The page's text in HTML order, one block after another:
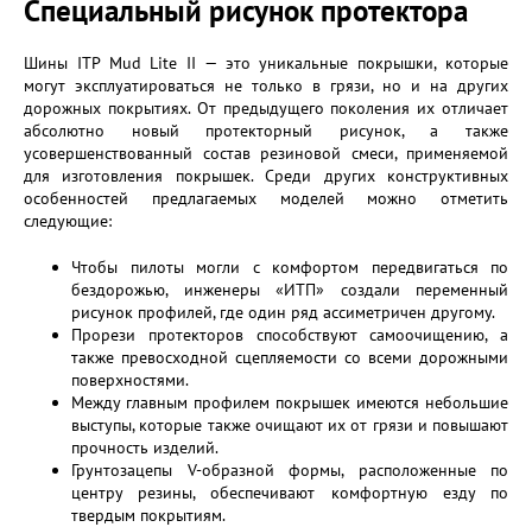
Специальный рисунок протектора
Шины ITP Mud Lite II — это уникальные покрышки, которые
могут эксплуатироваться не только в грязи, но и на других
дорожных покрытиях. От предыдущего поколения их отличает
абсолютно новый протекторный рисунок, а также
усовершенствованный состав резиновой смеси, применяемой
для изготовления покрышек. Среди других конструктивных
особенностей предлагаемых моделей можно отметить
следующие:
Чтобы пилоты могли с комфортом передвигаться по
бездорожью, инженеры «ИТП» создали переменный
рисунок профилей, где один ряд ассиметричен другому.
Прорези протекторов способствуют самоочищению, а
также превосходной сцепляемости со всеми дорожными
поверхностями.
Между главным профилем покрышек имеются небольшие
выступы, которые также очищают их от грязи и повышают
прочность изделий.
Грунтозацепы V-образной формы, расположенные по
центру резины, обеспечивают комфортную езду по
твердым покрытиям.